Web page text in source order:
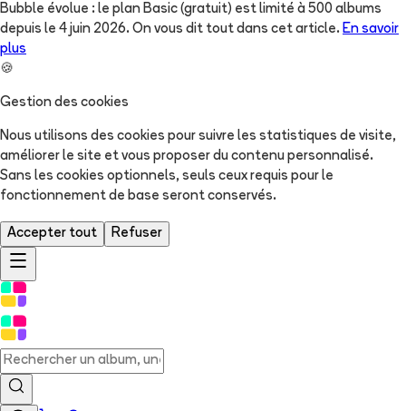
Bubble évolue : le plan Basic (gratuit) est limité à 500 albums
depuis le 4 juin 2026. On vous dit tout dans cet article. En savoir
plus
🍪
Gestion des cookies
Nous utilisons des cookies pour suivre les statistiques de visite,
améliorer le site et vous proposer du contenu personnalisé.
Sans les cookies optionnels, seuls ceux requis pour le
fonctionnement de base seront conservés.
Accepter tout Refuser